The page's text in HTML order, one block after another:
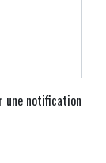
une notification